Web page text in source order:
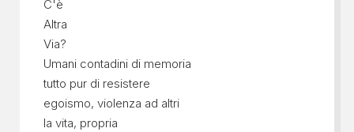
C'è
Altra
Via?
Umani contadini di memoria
tutto pur di resistere
egoismo, violenza ad altri
la vita, propria